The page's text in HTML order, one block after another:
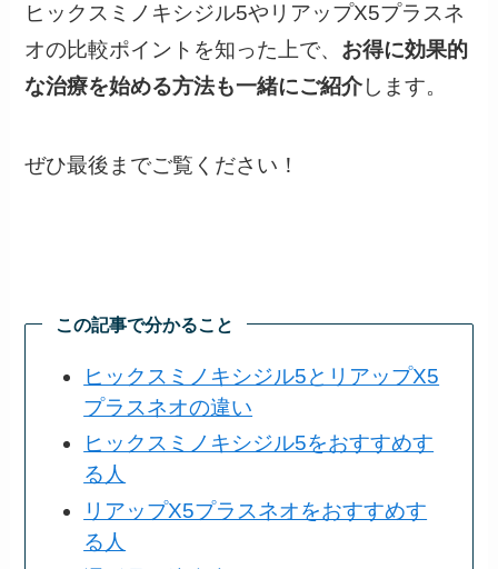
ヒックスミノキシジル5やリアップX5プラスネ
オの比較ポイントを知った上で、 お得に効果的
な治療を始める方法も一緒にご紹介します。
ぜひ最後までご覧ください！
この記事で分かること
ヒックスミノキシジル5とリアップX5
プラスネオの違い
ヒックスミノキシジル5をおすすめす
る人
リアップX5プラスネオをおすすめす
る人